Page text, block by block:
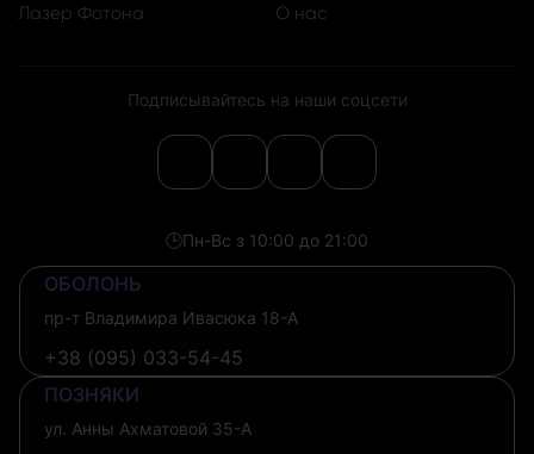
Лазер Фотона О нас
Подписывайтесь на наши соцсети
🕒Пн-Вс з 10:00 до 21:00
ОБОЛОНЬ
пр-т Владимира Ивасюка 18-А
+38 (095) 033-54-45
ПОЗНЯКИ
ул. Анны Ахматовой 35-А